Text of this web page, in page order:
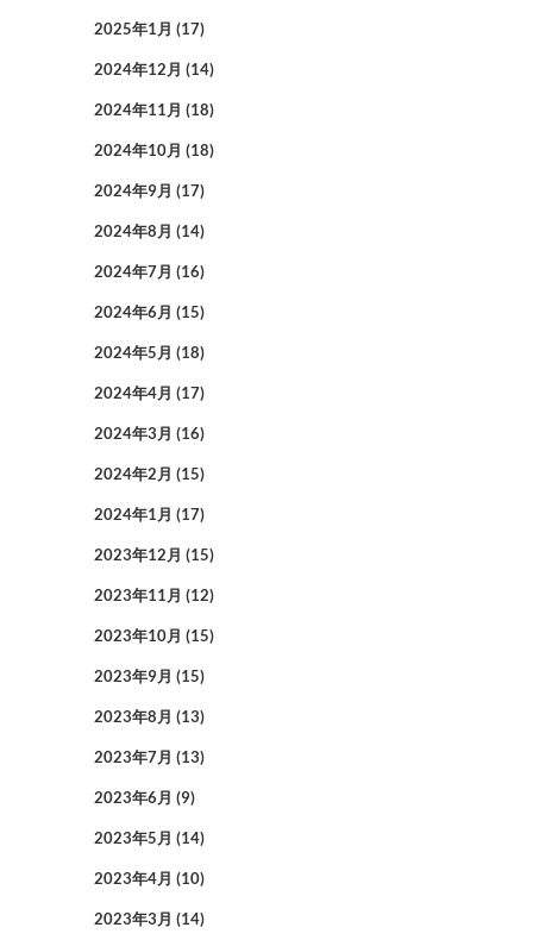
2025年1月 (17)
2024年12月 (14)
2024年11月 (18)
2024年10月 (18)
2024年9月 (17)
2024年8月 (14)
2024年7月 (16)
2024年6月 (15)
2024年5月 (18)
2024年4月 (17)
2024年3月 (16)
2024年2月 (15)
2024年1月 (17)
2023年12月 (15)
2023年11月 (12)
2023年10月 (15)
2023年9月 (15)
2023年8月 (13)
2023年7月 (13)
2023年6月 (9)
2023年5月 (14)
2023年4月 (10)
2023年3月 (14)